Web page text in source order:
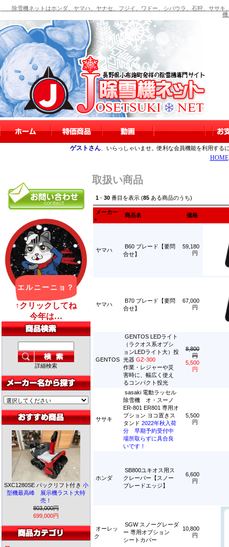
除雪機ネットはホンダ、ヤマハ、ヤナセ、フジイ、ワドー、シバウラ、石狩、ササキ
機
ゲストさん 、いらっしゃいませ。便利な会員機能を利用する
HOME
詳細検索
SXC1280SE バックリフト付き 小
型機最高峰 展示機ラスト大特
売！
803,000円
699,000円
取扱い商品
1 - 30 番目を表示 (85 ある商品のうち)
メーカー
+
商品名 価格
ヤマハ
B60 ブレード【要問
合せ】
59,180
円
ヤマハ
B70 ブレード【要問
合せ】
67,000
円
GENTOS
GENTOS LEDライト
（ラクオス系オプシ
ョンLEDライト大）投
光器 GZ-300
作業・レジャーや災
害時に、幅広く使え
るコンパクト投光
8,800
円
5,500
円
ササキ
sasaki 電動ラッセル
除雪機 オ・スーノ
ER-801 ER801 専用オ
プション ヨコ置きス
タンド 2022年秋入荷
分 早期予約受付中
場所取らずに具合良
いです！
5,500
円
ホンダ
SB800ユキオス用ス
クレーパー【スノー
ブレードエッジ】
6,600
円
オーレッ
ク
SGW スノーグレーダ
ー 専用オプション
シートカバー
10,800
円